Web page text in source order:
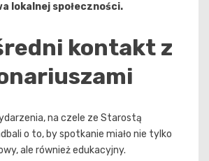
lokalnej społeczności.
kontakt z
na czele ze Starostą
o to, by spotkanie miało nie tylko
ale również edukacyjny.